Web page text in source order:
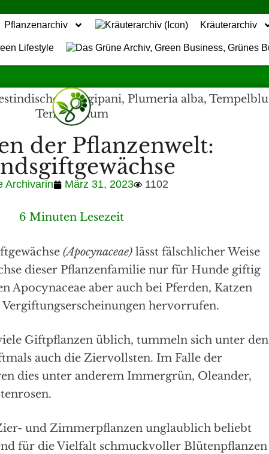
Pflanzenarchiv Kräuterarchiv
Lifestyle
der Pflanzenwelt:
Archivarin März 31, 2023 1102
6 Minuten Lesezeit
(Apocynaceae) lässt fälschlicher Weise
dieser Pflanzenfamilie nur für Hunde giftig
Apocynaceae aber auch bei Pferden, Katzen
Vergiftungserscheinungen hervorrufen.
Giftpflanzen üblich, tummeln sich unter den
auch die Ziervollsten. Im Falle der
dies unter anderem Immergrün, Oleander,
und Zimmerpflanzen unglaublich beliebt
für die Vielfalt schmuckvoller Blütenpflanzen